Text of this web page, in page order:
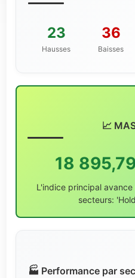
23
Hausses
36
Baisses
📈
18
L'indice principal
secteurs:
🏭 Performance par